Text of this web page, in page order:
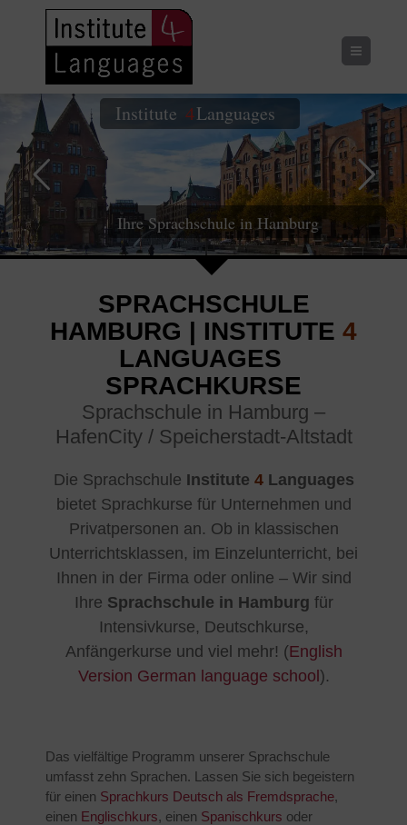
Institute Languages
4
Ihre Sprachschule in Hamburg
SPRACHSCHULE
HAMBURG | INSTITUTE 4
LANGUAGES
SPRACHKURSE
Sprachschule in Hamburg –
HafenCity / Speicherstadt-Altstadt
Die Sprachschule Institute 4 Languages
bietet Sprachkurse für Unternehmen und
Privatpersonen an. Ob in klassischen
Unterrichtsklassen, im Einzelunterricht, bei
Ihnen in der Firma oder online – Wir sind
Ihre Sprachschule in Hamburg für
Intensivkurse, Deutschkurse,
Anfängerkurse und viel mehr! (English
Version German language school ).
Das vielfältige Programm unserer Sprachschule
umfasst zehn Sprachen. Lassen Sie sich begeistern
für einen Sprachkurs Deutsch als Fremdsprache,
einen Englischkurs, einen Spanischkurs oder